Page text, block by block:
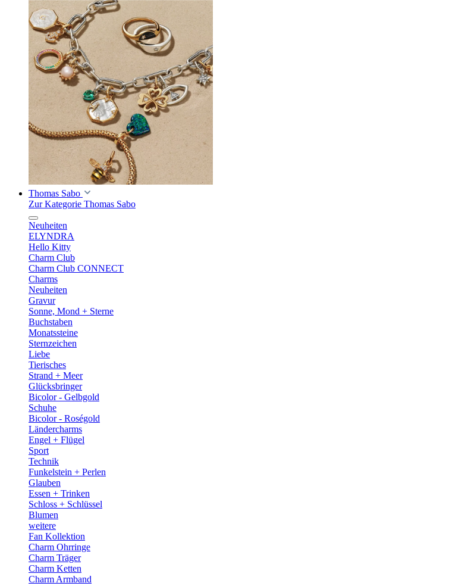
Thomas Sabo
Zur Kategorie Thomas Sabo
Neuheiten
ELYNDRA
Hello Kitty
Charm Club
Charm Club CONNECT
Charms
Neuheiten
Gravur
Sonne, Mond + Sterne
Buchstaben
Monatssteine
Sternzeichen
Liebe
Tierisches
Strand + Meer
Glücksbringer
Bicolor - Gelbgold
Schuhe
Bicolor - Roségold
Ländercharms
Engel + Flügel
Sport
Technik
Funkelstein + Perlen
Glauben
Essen + Trinken
Schloss + Schlüssel
Blumen
weitere
Fan Kollektion
Charm Ohrringe
Charm Träger
Charm Ketten
Charm Armband